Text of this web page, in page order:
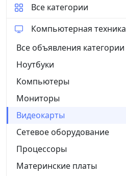
Все категории
Компьютерная техника
Все объявления категории
Ноутбуки
Компьютеры
Мониторы
Видеокарты
Сетевое оборудование
Процессоры
Материнские платы